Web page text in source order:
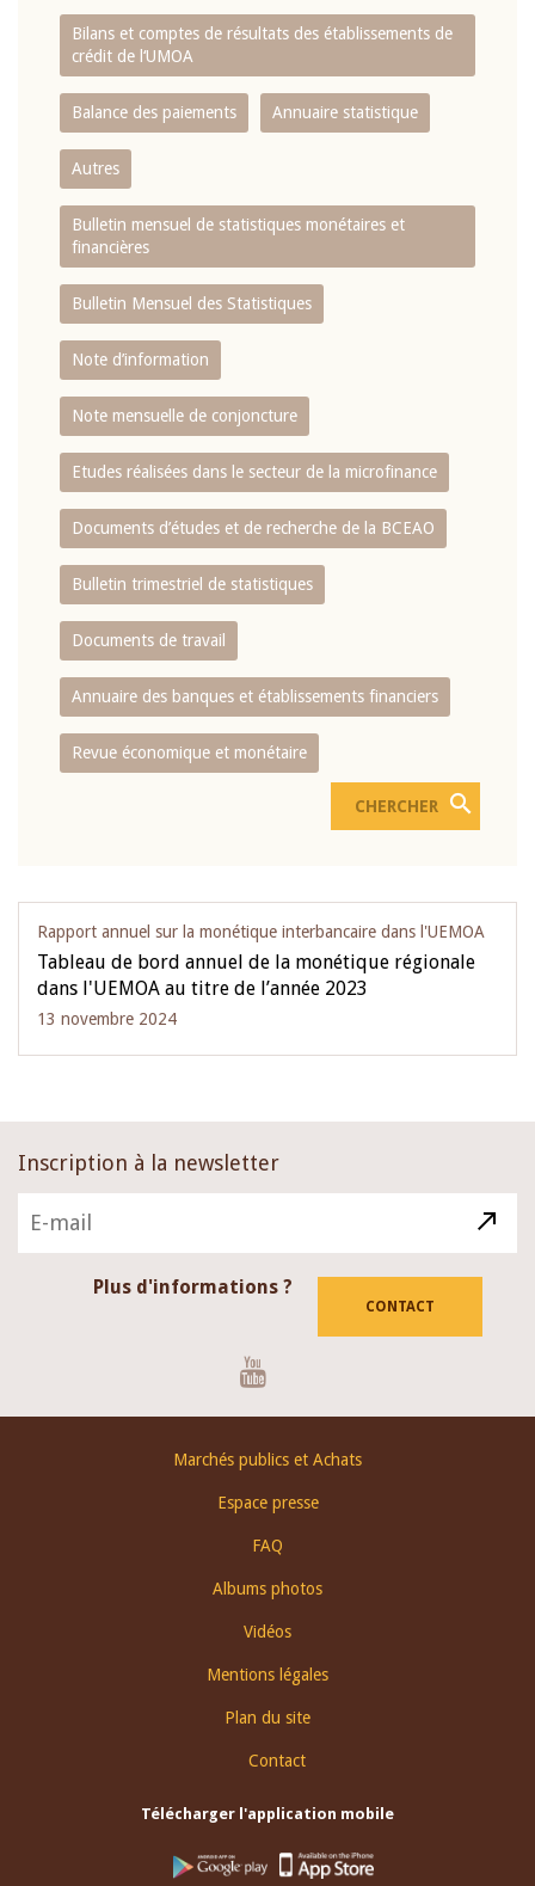
Bilans et comptes de résultats des établissements de
crédit de l‘UMOA
Balance des paiements Annuaire statistique
Autres
Bulletin mensuel de statistiques monétaires et
financières
Bulletin Mensuel des Statistiques
Note d’information
Note mensuelle de conjoncture
Etudes réalisées dans le secteur de la microfinance
Documents d’études et de recherche de la BCEAO
Bulletin trimestriel de statistiques
Documents de travail
Annuaire des banques et établissements financiers
Revue économique et monétaire
Rapport annuel sur la monétique interbancaire dans l'UEMOA
Tableau de bord annuel de la monétique régionale
dans l'UEMOA au titre de l’année 2023
13 novembre 2024
Inscription à la newsletter
Plus d'informations ?
CONTACT
Marchés publics et Achats
Espace presse
FAQ
Albums photos
Vidéos
Mentions légales
Plan du site
Contact
Télécharger l'application mobile